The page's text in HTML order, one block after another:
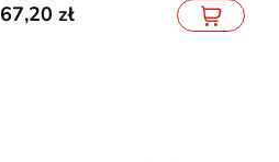
67,20